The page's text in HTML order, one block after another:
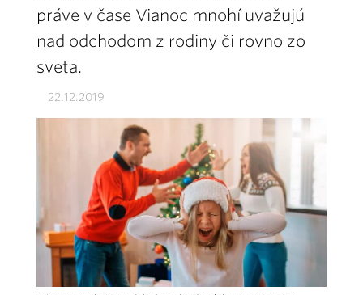
práve v čase Vianoc mnohí uvažujú
nad odchodom z rodiny či rovno zo
sveta.
22.12.2019